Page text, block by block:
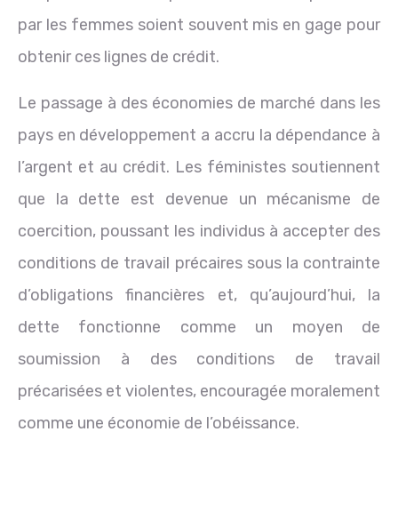
par les femmes soient souvent mis en gage pour
obtenir ces lignes de crédit.
Le passage à des économies de marché dans les
pays en développement a accru la dépendance à
l’argent et au crédit. Les féministes soutiennent
que la dette est devenue un mécanisme de
coercition, poussant les individus à accepter des
conditions de travail précaires sous la contrainte
d’obligations financières et, qu’aujourd’hui, la
dette fonctionne comme un moyen de
soumission à des conditions de travail
précarisées et violentes, encouragée moralement
comme une économie de l’obéissance.